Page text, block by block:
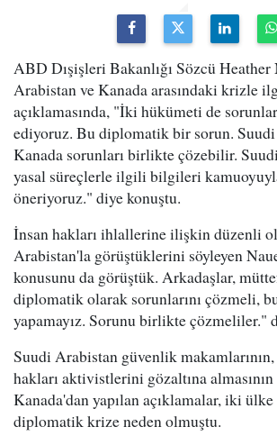
ABD Dışişleri Bakanlığı Sözcü
Arabistan ve Kanada arasındaki krizle
açıklamasında, "İki hükümeti de
ediyoruz. Bu diplomatik bir sorun.
Kanada sorunları birlikte çözebilir.
yasal süreçlerle ilgili bilgileri
öneriyoruz." diye konuştu.
İnsan hakları ihlallerine ilişkin düzenli
Arabistan'la görüştüklerini söyleyen
konusunu da görüştük. Arkadaşlar,
diplomatik olarak sorunlarını çözmeli,
yapamayız. Sorunu birlikte çözmeliler."
Suudi Arabistan güvenlik makamlarının,
hakları aktivistlerini gözaltına almasının
Kanada'dan yapılan açıklamalar, iki ülke
diplomatik krize neden olmuştu.